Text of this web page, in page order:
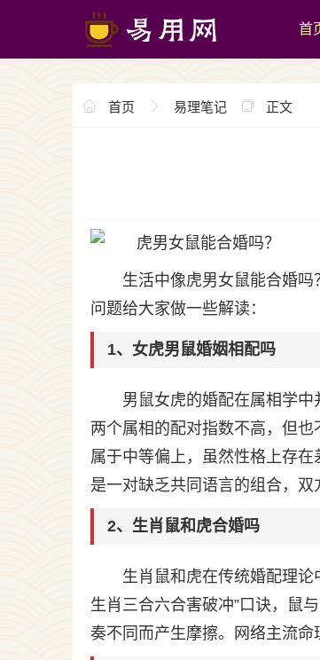
首
首页 易理笔记 正文
生活中像虎男女鼠能合婚
问题给大家做一些解读：
1、女虎男鼠婚姻相配吗
男鼠女虎的婚配在属相学
两个属相的配对指数不高，但
属于中等偏上，虽然性格上存
是一对缺乏共同语言的组合，双
2、生肖鼠和虎合婚吗
生肖鼠和虎在传统婚配理论
生肖三合六合害破冲”口诀，鼠
奏不同而产生摩擦。网络主流命